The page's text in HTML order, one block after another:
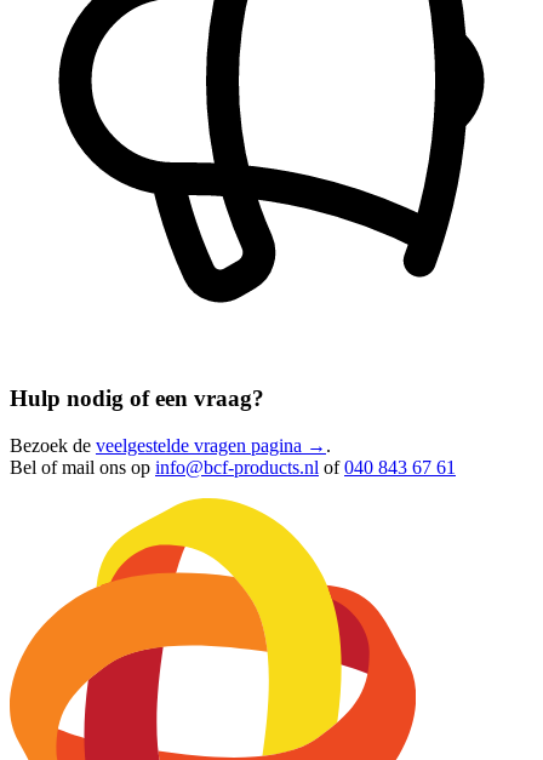
Hulp nodig of een vraag?
Bezoek de veelgestelde vragen pagina → .
Bel of mail ons op info@bcf-products.nl of040 843 67 61